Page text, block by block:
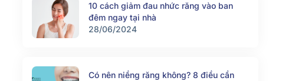
10 cách giảm đau nhức răng vào ban
đêm ngay tại nhà
28/06/2024
Có nên niềng răng không? 8 điều cần